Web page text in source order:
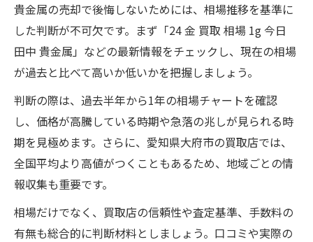
貴金属の売却で後悔しないためには、相場推移を基準に
した判断が不可欠です。まず「24 金 買取 相場 1g 今日
田中 貴金属」などの最新情報をチェックし、現在の相場
が過去と比べて高いか低いかを把握しましょう。
判断の際は、過去半年から1年の相場チャートを確認
し、価格が高騰している時期や急落の兆しが見られる時
期を見極めます。さらに、愛知県大府市の買取店では、
全国平均より高値がつくこともあるため、地域ごとの情
報収集も重要です。
相場だけでなく、買取店の信頼性や査定基準、手数料の
有無も総合的に判断材料としましょう。口コミや実際の